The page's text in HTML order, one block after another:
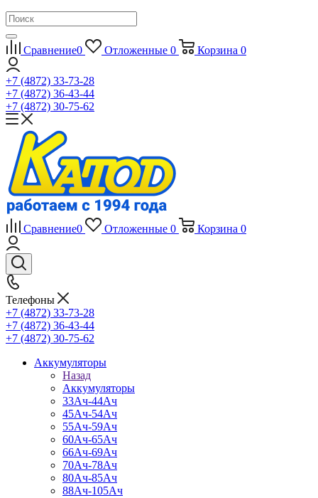
Сравнение0 Отложенные 0 Корзина 0
+7 (4872) 33-73-28
+7 (4872) 36-43-44
+7 (4872) 30-75-62
Сравнение0 Отложенные 0 Корзина 0
Телефоны
+7 (4872) 33-73-28
+7 (4872) 36-43-44
+7 (4872) 30-75-62
Аккумуляторы
Назад
Аккумуляторы
33Ач-44Ач
45Ач-54Ач
55Ач-59Ач
60Ач-65Ач
66Ач-69Ач
70Ач-78Ач
80Ач-85Ач
88Ач-105Ач